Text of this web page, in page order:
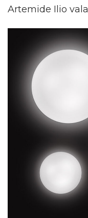
Artemide Ilio